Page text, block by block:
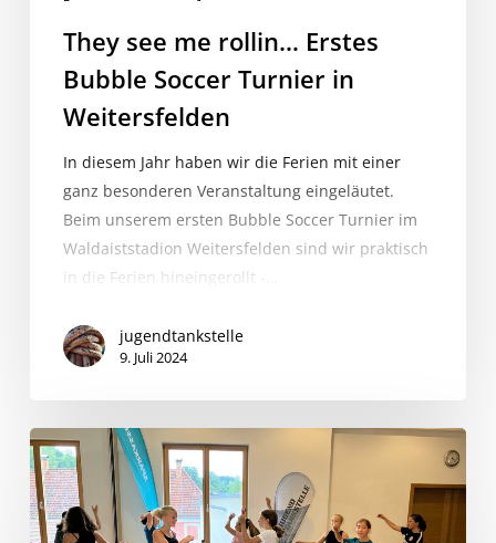
They see me rollin… Erstes
Bubble Soccer Turnier in
Weitersfelden
In diesem Jahr haben wir die Ferien mit einer
ganz besonderen Veranstaltung eingeläutet.
Beim unserem ersten Bubble Soccer Turnier im
Waldaiststadion Weitersfelden sind wir praktisch
in die Ferien hineingerollt -…
jugendtankstelle
9. Juli 2024
I
feel
like
dancing